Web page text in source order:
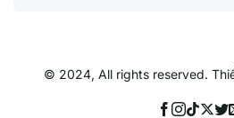
© 2024, All rights reserved.